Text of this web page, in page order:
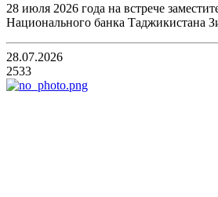
28 июля 2026 года на встрече
Национального банка Таджикистана
28.07.2026
2533